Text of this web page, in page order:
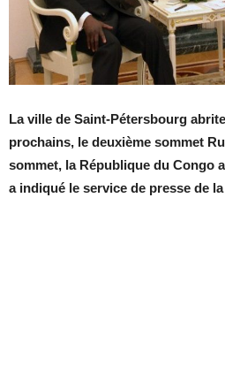
La ville de Saint-Pétersbourg
prochains, le deuxième sommet
sommet, la République du Congo
a indiqué le service de presse de